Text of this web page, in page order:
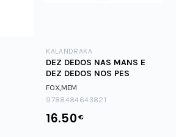
KALANDRAKA
DEZ DEDOS NAS MANS E
DEZ DEDOS NOS PES
FOX,MEM
9788484643821
16.50€